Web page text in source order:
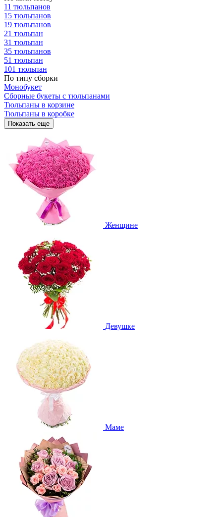
11 тюльпанов
15 тюльпанов
19 тюльпанов
21 тюльпан
31 тюльпан
35 тюльпанов
51 тюльпан
101 тюльпан
По типу сборки
Монобукет
Сборные букеты с тюльпанами
Тюльпаны в корзине
Тюльпаны в коробке
Показать еще
Женщине
Девушке
Маме